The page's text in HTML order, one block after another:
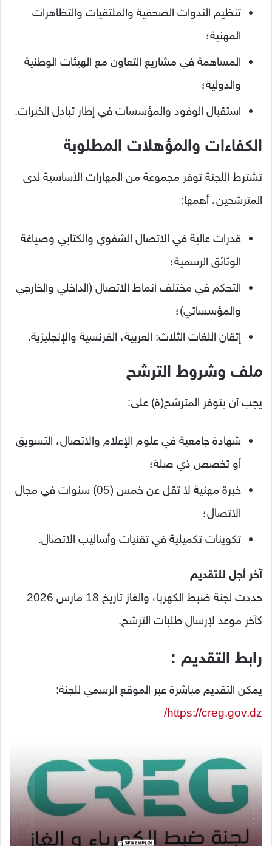
تنظيم الندوات الصحفية والملتقيات والتظاهرات
المهنية؛
المساهمة في مشاريع التعاون مع الهيئات الوطنية
والدولية؛
استقبال الوفود والمؤسسات في إطار تبادل الخبرات.
الكفاءات والمؤهلات المطلوبة
تشترط اللجنة توفر مجموعة من المهارات الأساسية لدى
المترشحين، أهمها:
قدرات عالية في الاتصال الشفوي والكتابي وصياغة
الوثائق الرسمية؛
التحكم في مختلف أنماط الاتصال (الداخلي والخارجي
والمؤسساتي)؛
إتقان اللغات الثلاث: العربية، الفرنسية والإنجليزية.
ملف وشروط الترشح
يجب أن يتوفر المترشح(ة) على:
شهادة جامعية في علوم الإعلام والاتصال، التسويق
أو تخصص ذي صلة؛
خبرة مهنية لا تقل عن خمس (05) سنوات في مجال
الاتصال؛
تكوينات تكميلية في تقنيات وأساليب الاتصال.
آخر أجل للتقديم
حددت لجنة ضبط الكهرباء والغاز تاريخ 18 مارس 2026
كآخر موعد لإرسال طلبات الترشح.
رابط التقديم :
يمكن التقديم مباشرة عبر الموقع الرسمي للجنة:
https://creg.gov.dz/